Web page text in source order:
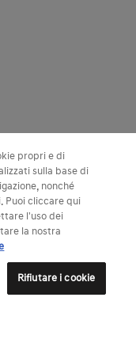
propri e di
sulla base di
nonché
Puoi cliccare qui
l'uso dei
la nostra
Rifiutare i cookie